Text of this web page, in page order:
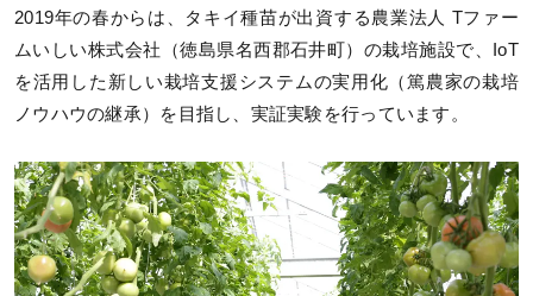
2019年の春からは、タキイ種苗が出資する農業法人 Tファー
ムいしい株式会社（徳島県名西郡石井町）の栽培施設で、IoT
を活用した新しい栽培支援システムの実用化（篤農家の栽培
ノウハウの継承）を目指し、実証実験を行っています。